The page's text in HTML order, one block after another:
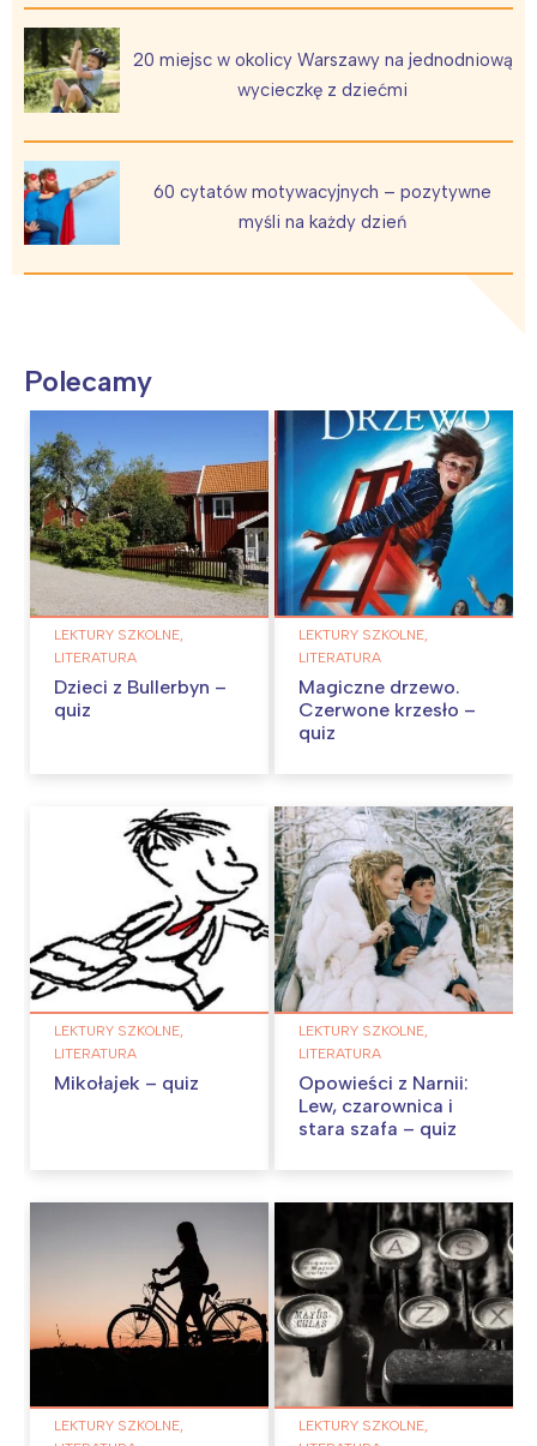
20 miejsc w okolicy Warszawy na jednodniową
wycieczkę z dziećmi
60 cytatów motywacyjnych – pozytywne
myśli na każdy dzień
Polecamy
LEKTURY SZKOLNE,
LITERATURA
Dzieci z Bullerbyn –
quiz
LEKTURY SZKOLNE,
LITERATURA
Magiczne drzewo.
Czerwone krzesło –
quiz
LEKTURY SZKOLNE,
LITERATURA
Mikołajek – quiz
LEKTURY SZKOLNE,
LITERATURA
Opowieści z Narnii:
Lew, czarownica i
stara szafa – quiz
LEKTURY SZKOLNE,
LEKTURY SZKOLNE,